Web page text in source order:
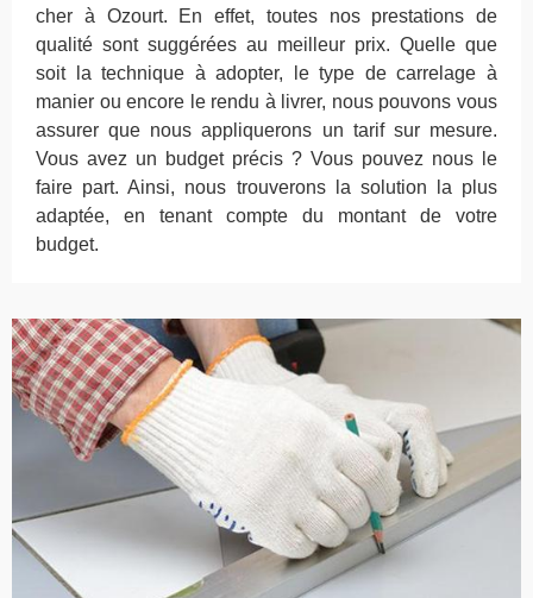
cher à Ozourt. En effet, toutes nos prestations de
qualité sont suggérées au meilleur prix. Quelle que
soit la technique à adopter, le type de carrelage à
manier ou encore le rendu à livrer, nous pouvons vous
assurer que nous appliquerons un tarif sur mesure.
Vous avez un budget précis ? Vous pouvez nous le
faire part. Ainsi, nous trouverons la solution la plus
adaptée, en tenant compte du montant de votre
budget.